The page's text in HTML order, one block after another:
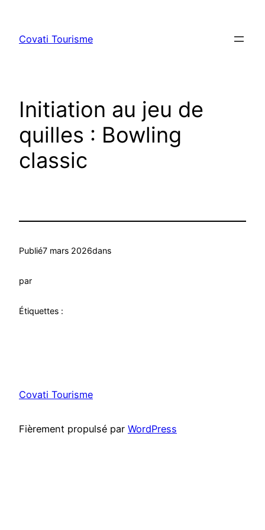
contenu
Covati Tourisme
Initiation au jeu de
quilles : Bowling
classic
Publié7 mars 2026dans
par
Étiquettes :
Covati Tourisme
Fièrement propulsé par WordPress